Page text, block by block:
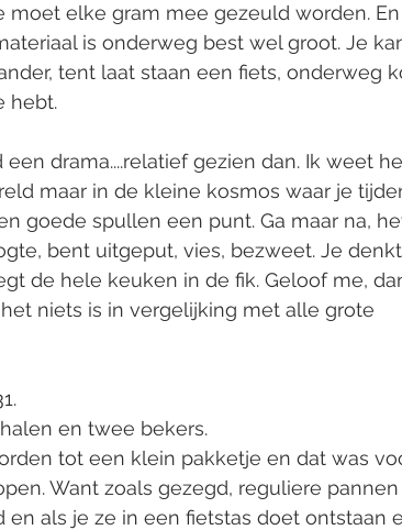
elke gram mee gezeuld worden.
is onderweg best wel groot. Je
tent laat staan een fiets, onderweg
hebt.
drama....relatief gezien dan. Ik weet
maar in de kleine kosmos waar je
goede spullen een punt. Ga maar na,
bent uitgeput, vies, bezweet. Je
de hele keuken in de fik. Geloof me,
niets is in vergelijking met alle grote
en twee bekers.
tot een klein pakketje en dat was
Want zoals gezegd, reguliere
en als je ze in een fietstas doet ontstaan